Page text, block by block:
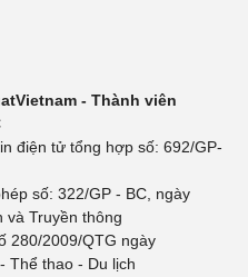
- Thành viên
điện tử tổng hợp số: 692/GP-
số: 322/GP - BC, ngày
và Truyền thông
280/2009/QTG ngày
Thể thao - Du lịch